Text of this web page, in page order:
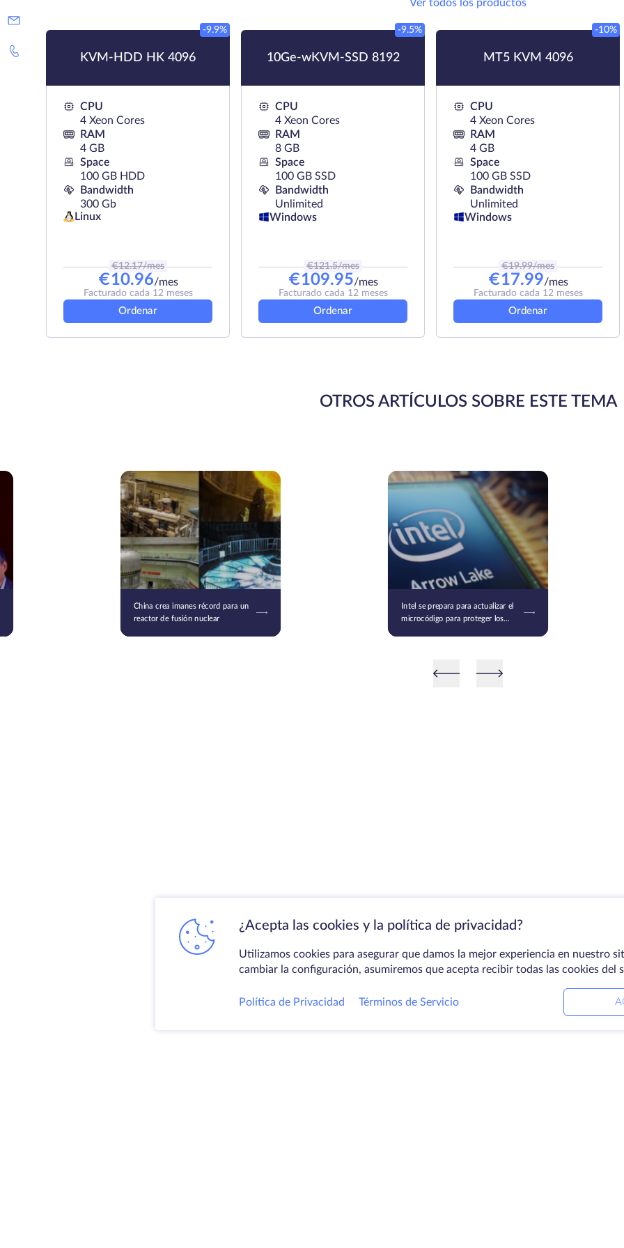
Ver todos los productos
KVM-HDD HK 4096
-9.9%
CPU
4 Xeon Cores
RAM
4 GB
Space
100 GB HDD
Bandwidth
300 Gb
Linux
€12.17/mes
€10.96/mes
Facturado cada 12 meses
Ordenar
10Ge-wKVM-SSD 8192
-9.5%
CPU
4 Xeon Cores
RAM
8 GB
Space
100 GB SSD
Bandwidth
Unlimited
Windows
€121.5/mes
€109.95/mes
Facturado cada 12 meses
Ordenar
MT5 KVM 4096
-10%
CPU
4 Xeon Cores
RAM
4 GB
Space
100 GB SSD
Bandwidth
Unlimited
Windows
€19.99/mes
€17.99/mes
Facturado cada 12 meses
Ordenar
OTROS ARTÍCULOS SOBRE ESTE TEMA
China crea imanes récord para un
reactor de fusión nuclear
Intel se prepara para actualizar el
microcódigo para proteger los
¿Acepta las cookies y la política de privacidad?
Utilizamos cookies para asegurar que damos la mejor experiencia en nuestro
cambiar la configuración, asumiremos que acepta recibir todas las cookies del
Política de Privacidad Términos de Servicio